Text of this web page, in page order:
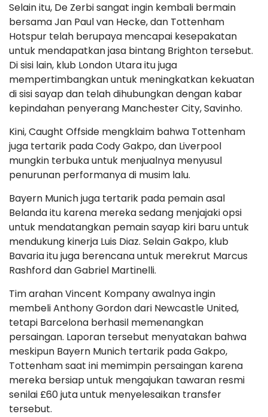
Selain itu, De Zerbi sangat ingin kembali bermain
bersama Jan Paul van Hecke, dan Tottenham
Hotspur telah berupaya mencapai kesepakatan
untuk mendapatkan jasa bintang Brighton tersebut.
Di sisi lain, klub London Utara itu juga
mempertimbangkan untuk meningkatkan kekuatan
di sisi sayap dan telah dihubungkan dengan kabar
kepindahan penyerang Manchester City, Savinho.
Kini, Caught Offside mengklaim bahwa Tottenham
juga tertarik pada Cody Gakpo, dan Liverpool
mungkin terbuka untuk menjualnya menyusul
penurunan performanya di musim lalu.
Bayern Munich juga tertarik pada pemain asal
Belanda itu karena mereka sedang menjajaki opsi
untuk mendatangkan pemain sayap kiri baru untuk
mendukung kinerja Luis Diaz. Selain Gakpo, klub
Bavaria itu juga berencana untuk merekrut Marcus
Rashford dan Gabriel Martinelli.
Tim arahan Vincent Kompany awalnya ingin
membeli Anthony Gordon dari Newcastle United,
tetapi Barcelona berhasil memenangkan
persaingan. Laporan tersebut menyatakan bahwa
meskipun Bayern Munich tertarik pada Gakpo,
Tottenham saat ini memimpin persaingan karena
mereka bersiap untuk mengajukan tawaran resmi
senilai £60 juta untuk menyelesaikan transfer
tersebut.